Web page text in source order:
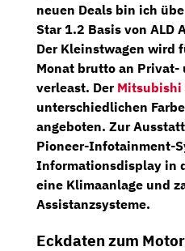
neuen Deals bin ich
Star 1.2 Basis von ALD
Der Kleinstwagen wird
Monat brutto an Privat-
verleast. Der Mitsubishi
unterschiedlichen
angeboten. Zur
Pioneer-Infotainment-
Informationsdisplay in
eine Klimaanlage und
Assistanzsysteme.
Eckdaten zum Motor